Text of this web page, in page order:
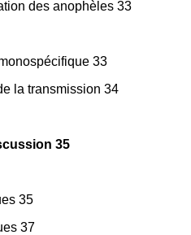
des anophèles 33
33
la transmission 34
35
35
37